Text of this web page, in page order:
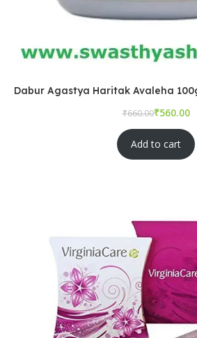
Dabur Agastya Haritak Avaleha
₹
₹
Add to cart